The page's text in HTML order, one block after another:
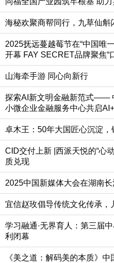
海秘欢聚商帮同行，九草仙斛
2025抚远蔓越莓节在“中国
开幕 FAY SECRET品牌聚焦“
山海牵手游 同心向新行
探索AI新文明金融新范式——
小微企业金融服务中心共启
卓木王：50年大国匠心沉淀
CID交付上新 |西派天悦的“心
质兑现
2025中国新媒体大会在湖南长
宜信赵玫倡导传统文化传承
学习融通·无界育人：第三届
利闭幕
《美之道：解码美的本质》中国首发 欧莱雅用